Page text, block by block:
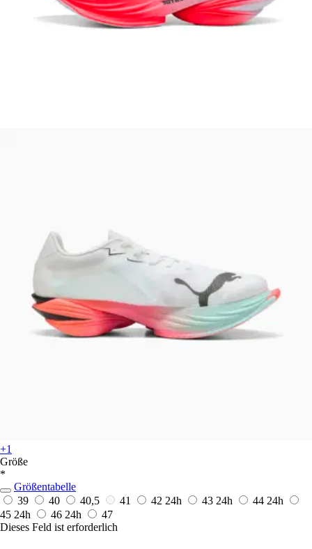
+1
Größe
*
Größentabelle
39
40 40,5 41 42 24h 43 24h 44 24h
45 24h 46 24h
47
Dieses Feld ist erforderlich